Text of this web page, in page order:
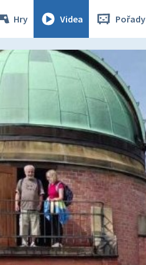
Hry Videa Pořady